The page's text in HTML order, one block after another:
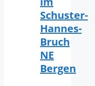
Schuster-
Hannes-
Bruch
NE
Bergen